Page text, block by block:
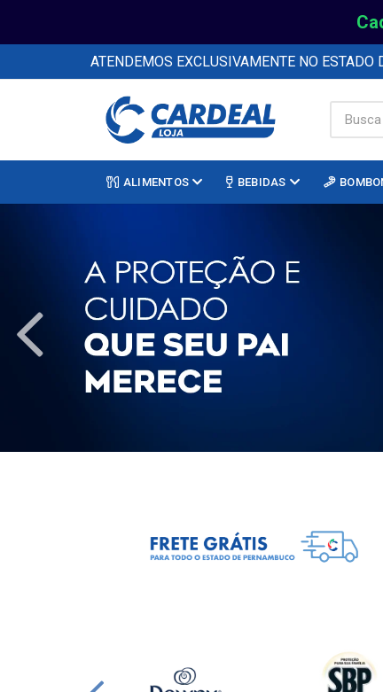
ATENDEMOS EXCLUSIVAMENTE NO ESTADO
ALIMENTOS BEBIDAS